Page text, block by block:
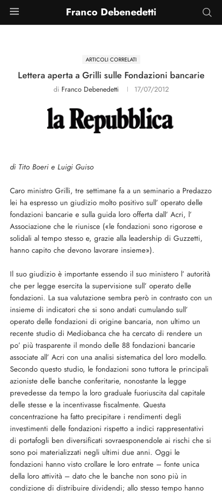
Franco Debenedetti
ARTICOLI CORRELATI
Lettera aperta a Grilli sulle Fondazioni bancarie
di Franco Debenedetti 17/07/2012
di Tito Boeri e Luigi Guiso
Caro ministro Grilli, tre settimane fa a un seminario a Predazzo
lei ha espresso un giudizio molto positivo sull’ operato delle
fondazioni bancarie e sulla guida loro offerta dall’ Acri, l’
Associazione che le riunisce («le fondazioni sono rigorose e
solidali al tempo stesso e, grazie alla leadership di Guzzetti,
hanno capito che devono lavorare insieme»).
Il suo giudizio è importante essendo il suo ministero l’ autorità
che per legge esercita la supervisione sull’ operato delle
fondazioni. La sua valutazione sembra però in contrasto con un
insieme di indicatori che si sono andati cumulando sull’
operato delle fondazioni di origine bancaria, non ultimo un
recente studio di Mediobanca che ha cercato di rendere un
po’ più trasparente il mondo delle 88 fondazioni bancarie
associate all’ Acri con una analisi sistematica del loro modello.
Secondo questo studio, le fondazioni sono tuttora le principali
azioniste delle banche conferitarie, nonostante la legge
prevedesse da tempo la loro graduale fuoriuscita dal capitale
delle stesse e la incentivasse fiscalmente. Questa
concentrazione ha fatto precipitare i rendimenti degli
investimenti delle fondazioni rispetto a indici rappresentativi
di portafogli ben diversificati sovraesponendole ai rischi che si
sono poi materializzati negli ultimi due anni. Oggi le
fondazioni hanno visto crollare le loro entrate – fonte unica
della loro attività – dato che le banche non sono più in
condizione di distribuire dividendi; allo stesso tempo hanno